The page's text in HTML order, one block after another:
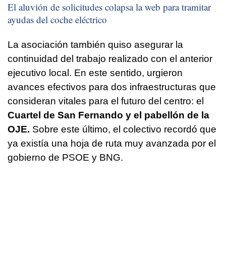
El aluvión de solicitudes colapsa la web para tramitar
ayudas del coche eléctrico
La asociación también quiso asegurar la
continuidad del trabajo realizado con el anterior
ejecutivo local. En este sentido, urgieron
avances efectivos para dos infraestructuras que
consideran vitales para el futuro del centro: el
Cuartel de San Fernando y el pabellón de la
OJE. Sobre este último, el colectivo recordó que
ya existía una hoja de ruta muy avanzada por el
gobierno de PSOE y BNG.